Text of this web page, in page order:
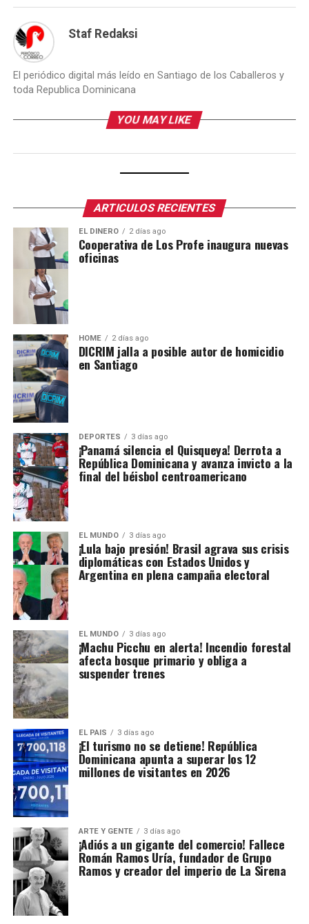
Staf Redaksi
El periódico digital más leído en Santiago de los Caballeros y
toda Republica Dominicana
YOU MAY LIKE
ARTICULOS RECIENTES
EL DINERO 2 días ago
Cooperativa de Los Profe inaugura nuevas
oficinas
HOME 2 días ago
DICRIM jalla a posible autor de homicidio
en Santiago
DEPORTES 3 días ago
¡Panamá silencia el Quisqueya! Derrota a
República Dominicana y avanza invicto a la
final del béisbol centroamericano
EL MUNDO 3 días ago
¡Lula bajo presión! Brasil agrava sus crisis
diplomáticas con Estados Unidos y
Argentina en plena campaña electoral
EL MUNDO 3 días ago
¡Machu Picchu en alerta! Incendio forestal
afecta bosque primario y obliga a
suspender trenes
EL PAIS 3 días ago
¡El turismo no se detiene! República
Dominicana apunta a superar los 12
millones de visitantes en 2026
ARTE Y GENTE 3 días ago
¡Adiós a un gigante del comercio! Fallece
Román Ramos Uría, fundador de Grupo
Ramos y creador del imperio de La Sirena